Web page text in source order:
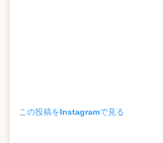
この投稿をInstagramで見る